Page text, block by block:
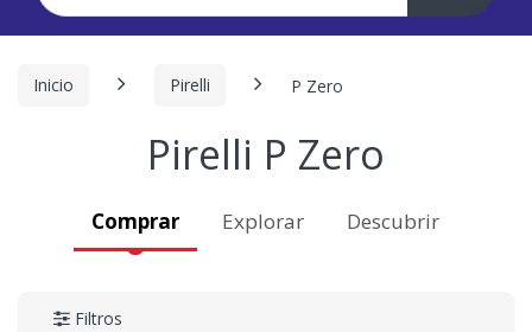
Inicio Pirelli P Zero
Pirelli P Zero
Comprar Explorar Descubrir
Filtros